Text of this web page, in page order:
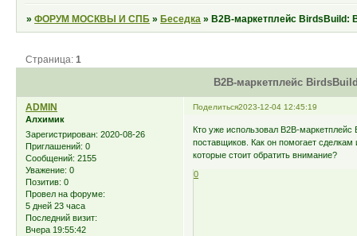
»ФОРУМ МОСКВЫ И СПБ »Беседка »B2B-маркетплейс BirdsBuild:
B2B-маркетплейс
Страница:1
Поделиться2023-12-04 12:45:19
ADMIN
Алхимик
Зарегистрирован: 2020-08-26
Приглашений: 0
Сообщений: 2155
Уважение: 0
Позитив: 0
Провел на форуме:
5 дней 23 часа
Последний визит:
Вчера 19:55:42
Кто уже использовал B2B-
поставщиков. Как он помогает
которые стоит обратить внимание?
0